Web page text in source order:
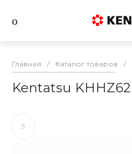
Главная / Каталог товаров /
Kentatsu